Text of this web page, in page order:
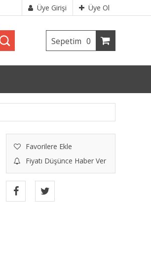
Üye Girişi Üye Ol
Sepetim 0
Favorilere Ekle
Fiyatı Düşünce Haber Ver